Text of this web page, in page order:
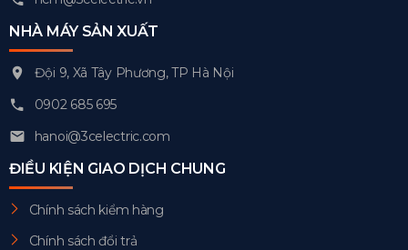
NHÀ MÁY SẢN XUẤT
Đội 9, Xã Tây Phương, TP Hà Nội
0902 685 695
hanoi@3celectric.com
ĐIỀU KIỆN GIAO DỊCH CHUNG
Chính sách kiểm hàng
Chính sách đổi trả